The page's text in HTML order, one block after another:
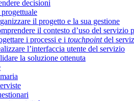
decisioni
il progetto e la sua gestione
il contesto d’uso del servizio
i processi e i touchpointdel
l’interfaccia utente del servizio
la soluzione ottenuta